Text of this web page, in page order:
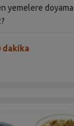
yemelere
dakika